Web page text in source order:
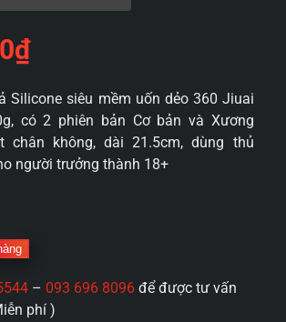
₫
Silicone siêu mềm uốn dẻo 360 Jiuai
có 2 phiên bản Cơ bản và Xương
chân không, dài 21.5cm, dùng thủ
người trưởng thành 18+
– 093 696 8096 để được tư vấn
phí )